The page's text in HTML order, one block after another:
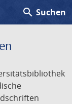
search Suchen